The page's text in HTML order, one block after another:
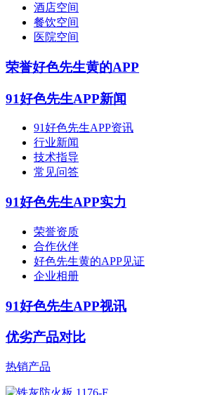
酒店空间
餐饮空间
医院空间
荣誉好色先生黄的APP
91好色先生APP新闻
91好色先生APP资讯
行业新闻
技术指导
常见问答
91好色先生APP实力
荣誉资质
合作伙伴
好色先生黄的APP见证
企业相册
91好色先生APP视讯
优劣产品对比
热销产品